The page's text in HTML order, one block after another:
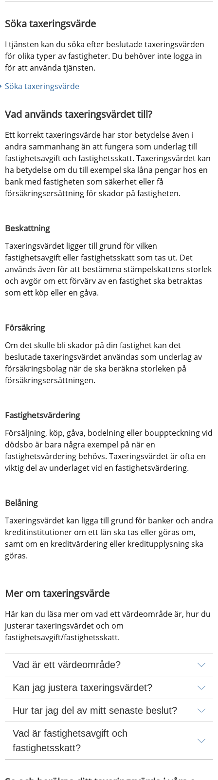
Söka taxeringsvärde
I tjänsten kan du söka efter beslutade taxeringsvärden
för olika typer av fastigheter. Du behöver inte logga in
för att använda tjänsten.
Söka taxeringsvärde
Vad används taxeringsvärdet till?
Ett korrekt taxeringsvärde har stor betydelse även i
andra sammanhang än att fungera som underlag till
fastighetsavgift och fastighetsskatt. Taxeringsvärdet kan
ha betydelse om du till exempel ska låna pengar hos en
bank med fastigheten som säkerhet eller få
försäkringsersättning för skador på fastigheten.
Beskattning
Taxeringsvärdet ligger till grund för vilken
fastighetsavgift eller fastighetsskatt som tas ut. Det
används även för att bestämma stämpelskattens storlek
och avgör om ett förvärv av en fastighet ska betraktas
som ett köp eller en gåva.
Försäkring
Om det skulle bli skador på din fastighet kan det
beslutade taxeringsvärdet användas som underlag av
försäkringsbolag när de ska beräkna storleken på
försäkringsersättningen.
Fastighetsvärdering
Försäljning, köp, gåva, bodelning eller bouppteckning vid
dödsbo är bara några exempel på när en
fastighetsvärdering behövs. Taxeringsvärdet är ofta en
viktig del av underlaget vid en fastighetsvärdering.
Belåning
Taxeringsvärdet kan ligga till grund för banker och andra
kreditinstitutioner om ett lån ska tas eller göras om,
samt om en kreditvärdering eller kreditupplysning ska
göras.
Mer om taxeringsvärde
Här kan du läsa mer om vad ett värdeområde är, hur du
justerar taxeringsvärdet och om
fastighetsavgift/fastighetsskatt.
Vad är ett värdeområde?
Kan jag justera taxeringsvärdet?
Hur tar jag del av mitt senaste beslut?
Vad är fastighetsavgift och
fastighetsskatt?